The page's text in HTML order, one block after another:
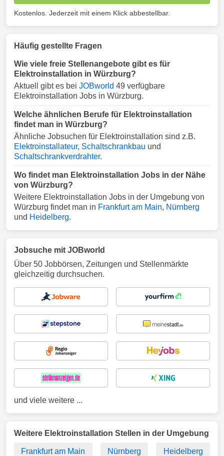
Kostenlos. Jederzeit mit einem Klick abbestellbar.
Häufig gestellte Fragen
Wie viele freie Stellenangebote gibt es für
Elektroinstallation in Würzburg?
Aktuell gibt es bei JOBworld 49 verfügbare
Elektroinstallation Jobs in Würzburg.
Welche ähnlichen Berufe für Elektroinstallation
findet man in Würzburg?
Ähnliche Jobsuchen für Elektroinstallation sind z.B.
Elektroinstallateur, Schaltschrankbau und
Schaltschrankverdrahter.
Wo findet man Elektroinstallation Jobs in der Nähe
von Würzburg?
Weitere Elektroinstallation Jobs in der Umgebung von
Würzburg findet man in Frankfurt am Main, Nürnberg
und Heidelberg.
Jobsuche mit JOBworld
Über 50 Jobbörsen, Zeitungen und Stellenmärkte
gleichzeitig durchsuchen.
und viele weitere ...
Weitere Elektroinstallation Stellen in der Umgebung
Frankfurt am Main Nürnberg Heidelberg